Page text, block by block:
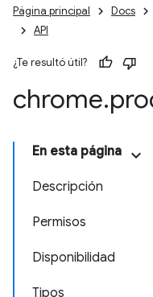
Página principal Docs
API
¿Te resultó útil?
chrome.
En esta página
Descripción
Permisos
Disponibilidad
Tipos